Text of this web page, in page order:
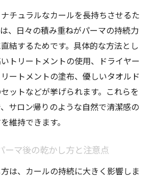
チュラルなカールを長持ちさせるた
、日々の積み重ねがパーマの持続力
結するためです。具体的な方法とし
トリートメントの使用、ドライヤー
ートメントの塗布、優しいタオルド
ットなどが挙げられます。これらを
サロン帰りのような自然で清潔感の
維持できます。
ーマ後の乾かし方と注意点
は、カールの持続に大きく影響しま